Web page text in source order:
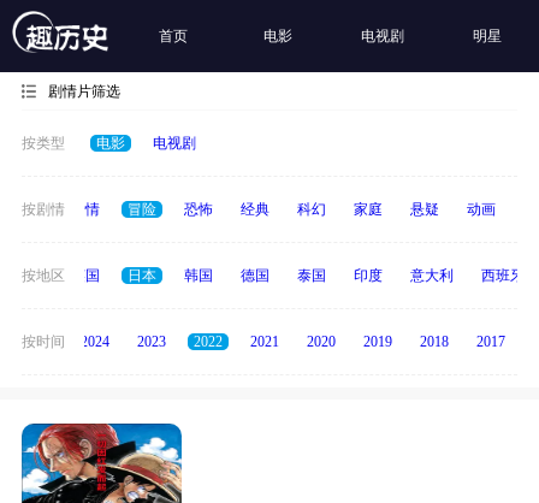
首页 电影 电视剧 明星
剧情片筛选
按类型 电影 电视剧
按剧情
喜剧 爱情 冒险 恐怖 经典 科幻 家庭 悬疑 动画
按地区
法国 英国 日本 韩国 德国 泰国 印度 意大利 西班牙
按时间
2025 2024 2023 2022 2021 2020 2019 2018 2017